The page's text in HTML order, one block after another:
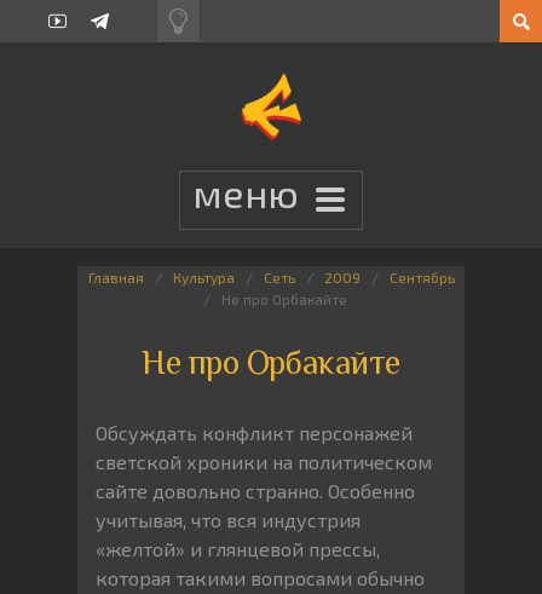
Главная Культура Сеть 2009
Сентябрь
Не про Орбакайте
Не про Орбакайте
Обсуждать конфликт персонажей
светской хроники на политическом
сайте довольно странно. Особенно
учитывая, что вся индустрия
«желтой» и глянцевой прессы,
которая такими вопросами обычно